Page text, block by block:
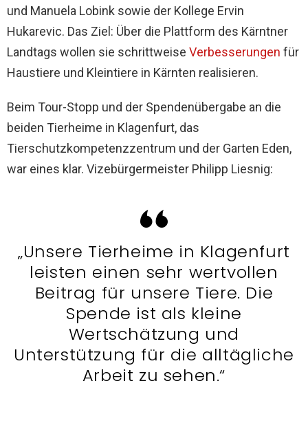
und Manuela Lobink sowie der Kollege Ervin
Hukarevic. Das Ziel: Über die Plattform des Kärntner
Landtags wollen sie schrittweise Verbesserungen für
Haustiere und Kleintiere in Kärnten realisieren.
Beim Tour-Stopp und der Spendenübergabe an die
beiden Tierheime in Klagenfurt, das
Tierschutzkompetenzzentrum und der Garten Eden,
war eines klar. Vizebürgermeister Philipp Liesnig:
„Unsere Tierheime in Klagenfurt
leisten einen sehr wertvollen
Beitrag für unsere Tiere. Die
Spende ist als kleine
Wertschätzung und
Unterstützung für die alltägliche
Arbeit zu sehen.“